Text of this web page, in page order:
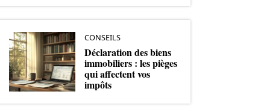
CONSEILS
Déclaration des biens
immobiliers : les pièges
qui affectent vos
impôts